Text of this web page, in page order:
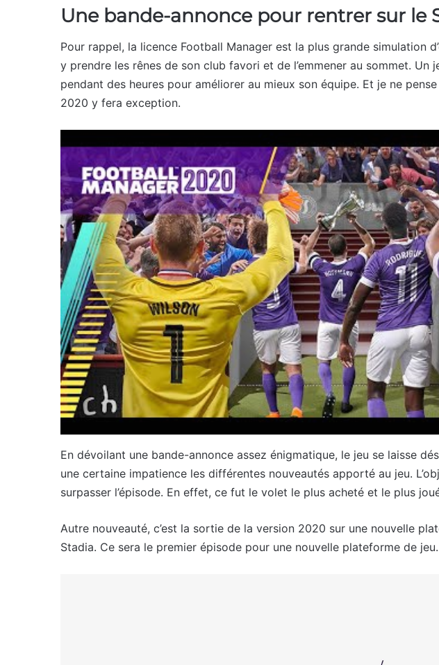
Une bande-annonce pour rentrer sur le
Pour rappel, la licence Football Manager est la plus grande simulation
y prendre les rênes de son club favori et de l’emmener au sommet. Un
pendant des heures pour améliorer au mieux son équipe. Et je ne
2020 y fera exception.
En dévoilant une bande-annonce assez énigmatique, le jeu se laisse
une certaine impatience les différentes nouveautés apporté au jeu.
surpasser l’épisode. En effet, ce fut le volet le plus acheté et le plus
Autre nouveauté, c’est la sortie de la version 2020 sur une nouvelle
Stadia. Ce sera le premier épisode pour une nouvelle plateforme de jeu.